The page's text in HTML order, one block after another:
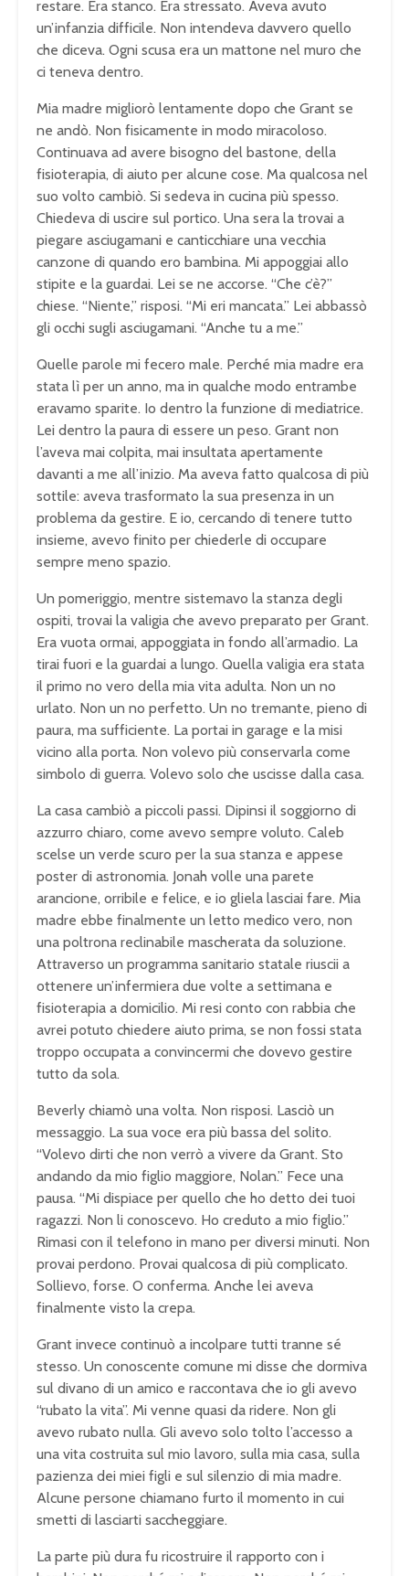
restare. Era stanco. Era stressato. Aveva avuto
un’infanzia difficile. Non intendeva davvero quello
che diceva. Ogni scusa era un mattone nel muro che
ci teneva dentro.
Mia madre migliorò lentamente dopo che Grant se
ne andò. Non fisicamente in modo miracoloso.
Continuava ad avere bisogno del bastone, della
fisioterapia, di aiuto per alcune cose. Ma qualcosa nel
suo volto cambiò. Si sedeva in cucina più spesso.
Chiedeva di uscire sul portico. Una sera la trovai a
piegare asciugamani e canticchiare una vecchia
canzone di quando ero bambina. Mi appoggiai allo
stipite e la guardai. Lei se ne accorse. “Che c’è?”
chiese. “Niente,” risposi. “Mi eri mancata.” Lei abbassò
gli occhi sugli asciugamani. “Anche tu a me.”
Quelle parole mi fecero male. Perché mia madre era
stata lì per un anno, ma in qualche modo entrambe
eravamo sparite. Io dentro la funzione di mediatrice.
Lei dentro la paura di essere un peso. Grant non
l’aveva mai colpita, mai insultata apertamente
davanti a me all’inizio. Ma aveva fatto qualcosa di più
sottile: aveva trasformato la sua presenza in un
problema da gestire. E io, cercando di tenere tutto
insieme, avevo finito per chiederle di occupare
sempre meno spazio.
Un pomeriggio, mentre sistemavo la stanza degli
ospiti, trovai la valigia che avevo preparato per Grant.
Era vuota ormai, appoggiata in fondo all’armadio. La
tirai fuori e la guardai a lungo. Quella valigia era stata
il primo no vero della mia vita adulta. Non un no
urlato. Non un no perfetto. Un no tremante, pieno di
paura, ma sufficiente. La portai in garage e la misi
vicino alla porta. Non volevo più conservarla come
simbolo di guerra. Volevo solo che uscisse dalla casa.
La casa cambiò a piccoli passi. Dipinsi il soggiorno di
azzurro chiaro, come avevo sempre voluto. Caleb
scelse un verde scuro per la sua stanza e appese
poster di astronomia. Jonah volle una parete
arancione, orribile e felice, e io gliela lasciai fare. Mia
madre ebbe finalmente un letto medico vero, non
una poltrona reclinabile mascherata da soluzione.
Attraverso un programma sanitario statale riuscii a
ottenere un’infermiera due volte a settimana e
fisioterapia a domicilio. Mi resi conto con rabbia che
avrei potuto chiedere aiuto prima, se non fossi stata
troppo occupata a convincermi che dovevo gestire
tutto da sola.
Beverly chiamò una volta. Non risposi. Lasciò un
messaggio. La sua voce era più bassa del solito.
“Volevo dirti che non verrò a vivere da Grant. Sto
andando da mio figlio maggiore, Nolan.” Fece una
pausa. “Mi dispiace per quello che ho detto dei tuoi
ragazzi. Non li conoscevo. Ho creduto a mio figlio.”
Rimasi con il telefono in mano per diversi minuti. Non
provai perdono. Provai qualcosa di più complicato.
Sollievo, forse. O conferma. Anche lei aveva
finalmente visto la crepa.
Grant invece continuò a incolpare tutti tranne sé
stesso. Un conoscente comune mi disse che dormiva
sul divano di un amico e raccontava che io gli avevo
“rubato la vita”. Mi venne quasi da ridere. Non gli
avevo rubato nulla. Gli avevo solo tolto l’accesso a
una vita costruita sul mio lavoro, sulla mia casa, sulla
pazienza dei miei figli e sul silenzio di mia madre.
Alcune persone chiamano furto il momento in cui
smetti di lasciarti saccheggiare.
La parte più dura fu ricostruire il rapporto con i